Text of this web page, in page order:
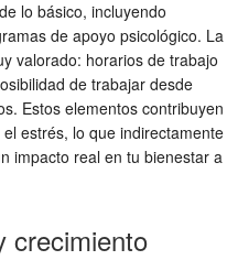
lo básico, incluyendo
de apoyo psicológico. La
valorado: horarios de trabajo
de trabajar desde
Estos elementos contribuyen
estrés, lo que indirectamente
impacto real en tu bienestar a
crecimiento